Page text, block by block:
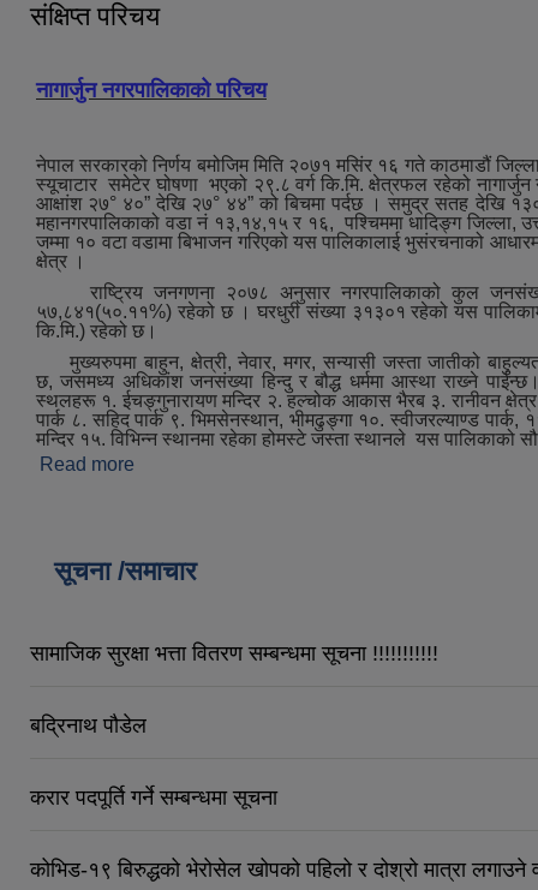
संक्षिप्त परिचय
नागार्जुन नगरपालिकाको परिचय
नेपाल सरकारको निर्णय बमोजिम मिति २०७१ मसिंर १६ गते काठमाडौं
स्यूचाटार समेटेर घोषणा भएको २९.८ वर्ग कि.मि. क्षेत्रफल रहेको
आक्षांश २७° ४०” देखि २७° ४४” को बिचमा पर्दछ । समुद्र सतह देखि
महानगरपालिकाको वडा नं १३,१४,१५ र १६, पश्‍चिममा धादिङ्ग जिल्ला,
जम्मा १० वटा वडामा बिभाजन गरिएको यस पालिकालाई भुसंरचनाको
क्षेत्र ।
राष्ट्रिय जनगणना २०७८ अनुसार नगरपालिकाको कुल
५७,८४१(५०.११%) रहेको छ । घरधुरी संख्या ३१३०१ रहेको यस
कि.मि.) रहेको छ।
मुख्‍यरुपमा बाहुन, क्षेत्री, नेवार, मगर, सन्यासी जस्ता जातीको
छ, जसमध्‍य अधिकांश जनसंख्या हिन्दु र बौद्ध धर्ममा आस्था राख्‍ने
स्थलहरू १. ईचङ्गुनारायण मन्दिर २. हल्चोक आकास भैरब ३. रानीवन क्षेत्र
पार्क ८. सहिद पार्क ९. भिमसेनस्थान, भीमढुङ्गा १०. स्वीजरल्याण्ड पार्क,
मन्दिर १५. विभिन्न स्थानमा रहेका होमस्टे जस्‍ता स्थानले यस पालिकाको
Read more
सूचना /समाचार
सामाजिक सुरक्षा भत्ता वितरण सम्बन्धमा सूचना !!!!!!!!!!!
बद्रिनाथ पौडेल
करार पदपूर्ति गर्ने सम्बन्धमा सूचना
कोभिड-१९ बिरुद्धको भेरोसेल खोपको पहिलो र दोश्रो मात्रा